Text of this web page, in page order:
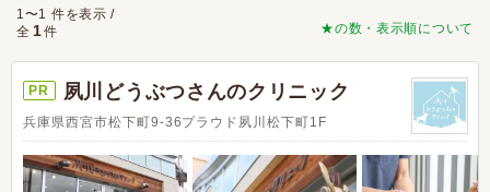
★の数・表示順について
1〜1 件を表示 /
全 1件
PR 夙川どうぶつさんのクリニック
兵庫県西宮市松下町9-36プラウド夙川松下町1F